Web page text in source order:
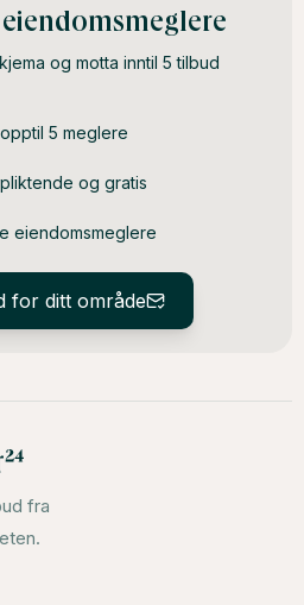
og motta inntil 5 tilbud
5 meglere
og gratis
eiendomsmeglere
for ditt område
fra